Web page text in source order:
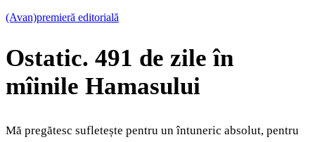
(Avan)premieră editorială
Ostatic. 491 de zile în
mîinile Hamasului
Mă pregătesc sufletește pentru un întuneric absolut, pentru